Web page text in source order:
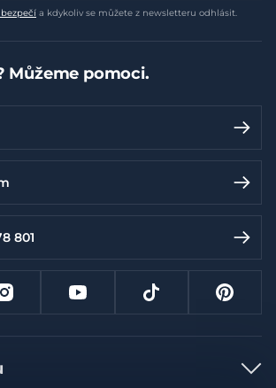
a kdykoliv se můžete z newsletteru odhlásit.
Můžeme pomoci.
801